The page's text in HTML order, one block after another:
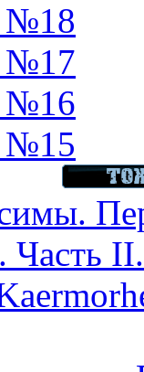
№18
№17
№16
№15
Часть